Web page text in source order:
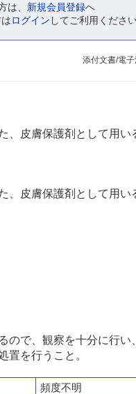
は、 新規会員登録へ
ログイン してご利用くださ
添付文書/電子
、皮膚保護剤として用い
、皮膚保護剤として用い
ので、観察を十分に行い
置を行うこと。
頻度不明